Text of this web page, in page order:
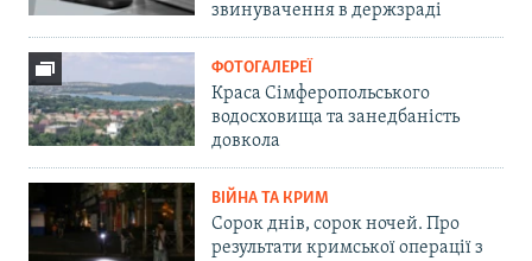
звинувачення в держзраді
ФОТОГАЛЕРЕЇ
Краса Сімферопольського
водосховища та занедбаність
довкола
ВІЙНА ТА КРИМ
Сорок днів, сорок ночей. Про
результати кримської операції з